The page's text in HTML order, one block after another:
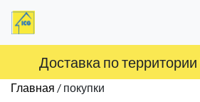
Доставка по территории
Главная / покупки